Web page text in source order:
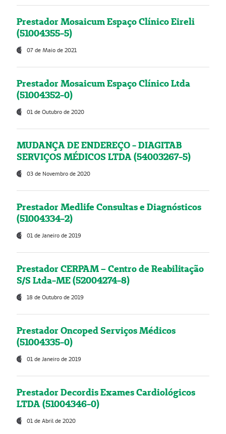
Prestador Mosaicum Espaço Clínico Eireli
(51004355-5)
07 de Maio de 2021
Prestador Mosaicum Espaço Clínico Ltda
(51004352-0)
01 de Outubro de 2020
MUDANÇA DE ENDEREÇO - DIAGITAB
SERVIÇOS MÉDICOS LTDA (54003267-5)
03 de Novembro de 2020
Prestador Medlife Consultas e Diagnósticos
(51004334-2)
01 de Janeiro de 2019
Prestador CERPAM – Centro de Reabilitação
S/S Ltda-ME (52004274-8)
18 de Outubro de 2019
Prestador Oncoped Serviços Médicos
(51004335-0)
01 de Janeiro de 2019
Prestador Decordis Exames Cardiológicos
LTDA (51004346-0)
01 de Abril de 2020